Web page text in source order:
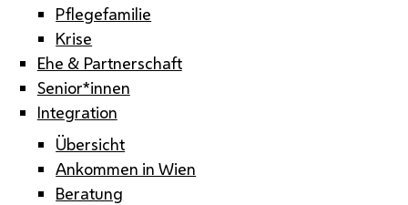
Pflegefamilie
Krise
Ehe & Partnerschaft
Senior*innen
Integration
Übersicht
Ankommen in Wien
Beratung